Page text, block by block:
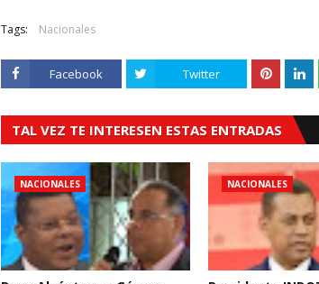
Tags: Nacionales
Facebook Twitter
TAL VEZ TE INTERESEN ESTAS ENTRADAS
NACIONALES NACIONALES